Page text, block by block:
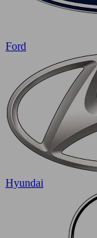
Ford
Hyundai